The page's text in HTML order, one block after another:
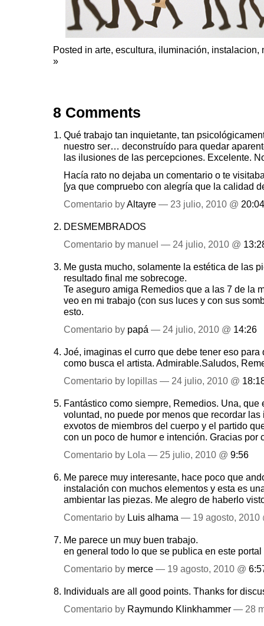
Posted in arte, escultura, iluminación, instalacion,
»
8 Comments
Qué trabajo tan inquietante, tan
nuestro ser… deconstruído para quedar
las ilusiones de las percepciones. Excelente.
Hacía rato no dejaba un comentario o te
[ya que compruebo con alegría que la calidad
Comentario byAltayre — 23 julio, 2010 @ 20:04
DESMEMBRADOS
Comentario by manuel — 24 julio, 2010 @
Me gusta mucho, solamente la estética de las
resultado final me sobrecoge.
Te aseguro amiga Remedios que a las 7 de la
veo en mi trabajo (con sus luces y con sus
esto.
Comentario by papá — 24 julio, 2010 @ 14:26
Joé, imaginas el curro que debe tener eso
como busca el artista. Admirable.Saludos,
Comentario by lopillas — 24 julio, 2010 @
Fantástico como siempre, Remedios. Una, que
voluntad, no puede por menos que recordar
exvotos de miembros del cuerpo y el partido
con un poco de humor e intención. Gracias por
Comentario by Lola — 25 julio, 2010 @ 9:56
Me parece muy interesante, hace poco que
instalación con muchos elementos y esta es
ambientar las piezas. Me alegro de haberlo
Comentario by Luis alhama — 19 agosto, 2010
Me parece un muy buen trabajo.
en general todo lo que se publica en este
Comentario by merce — 19 agosto, 2010 @
Individuals are all good points. Thanks for
Comentario by Raymundo Klinkhammer — 28